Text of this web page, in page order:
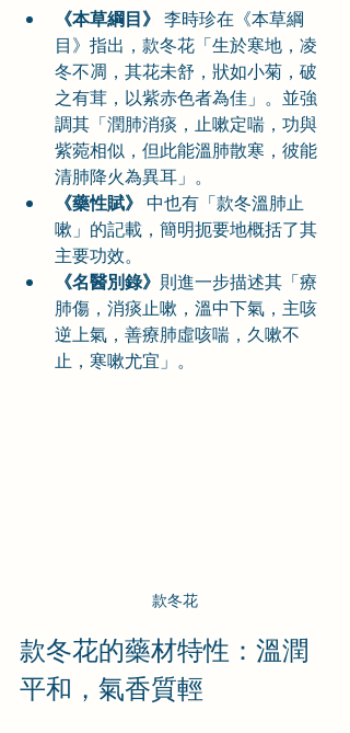
《本草綱目》 李時珍在《本草綱
目》指出，款冬花「生於寒地，凌
冬不凋，其花未舒，狀如小菊，破
之有茸，以紫赤色者為佳」。並強
調其「潤肺消痰，止嗽定喘，功與
紫菀相似，但此能溫肺散寒，彼能
清肺降火為異耳」。
《藥性賦》 中也有「款冬溫肺止
嗽」的記載，簡明扼要地概括了其
主要功效。
《名醫別錄》 則進一步描述其「療
肺傷，消痰止嗽，溫中下氣，主咳
逆上氣，善療肺虛咳喘，久嗽不
止，寒嗽尤宜」。
款冬花
款冬花的藥材特性：溫潤
平和，氣香質輕